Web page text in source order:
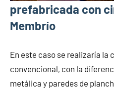
prefabricada con
Membrío
En este caso se realizaría la
convencional, con la
metálica y paredes de